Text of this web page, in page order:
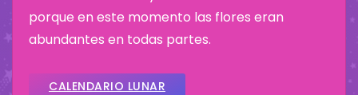
porque en este momento las flores eran
abundantes en todas partes.
CALENDARIO LUNAR